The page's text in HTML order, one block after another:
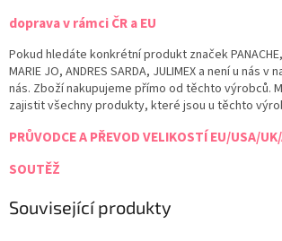
doprava v rámci ČR a EU
Pokud hledáte konkrétní produkt značek PANACHE,
MARIE JO, ANDRES SARDA, JULIMEX a není u nás
nás. Zboží nakupujeme přímo od těchto výrobců.
zajistit všechny produkty, které jsou u těchto
PRŮVODCE A PŘEVOD VELIKOSTÍ EU/USA/
SOUTĚŽ
Související produkty